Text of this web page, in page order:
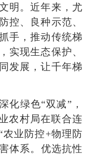
明。近年来，尤
控、良种示范、
手，推动传统梯
实现生态保护、
发展，让千年梯
绿色“双减”，
农村局在联合连
农业防控+物理防
体系。优选抗性